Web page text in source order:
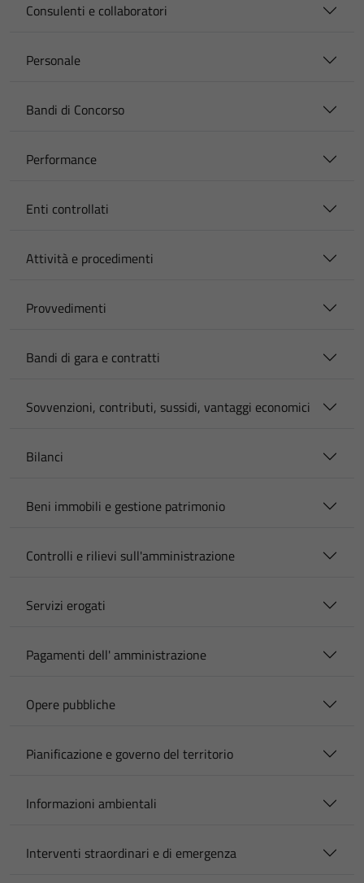
Consulenti e collaboratori
Personale
Bandi di Concorso
Performance
Enti controllati
Attività e procedimenti
Provvedimenti
Bandi di gara e contratti
Sovvenzioni, contributi, sussidi, vantaggi economici
Bilanci
Beni immobili e gestione patrimonio
Controlli e rilievi sull'amministrazione
Servizi erogati
Pagamenti dell' amministrazione
Opere pubbliche
Pianificazione e governo del territorio
Informazioni ambientali
Interventi straordinari e di emergenza